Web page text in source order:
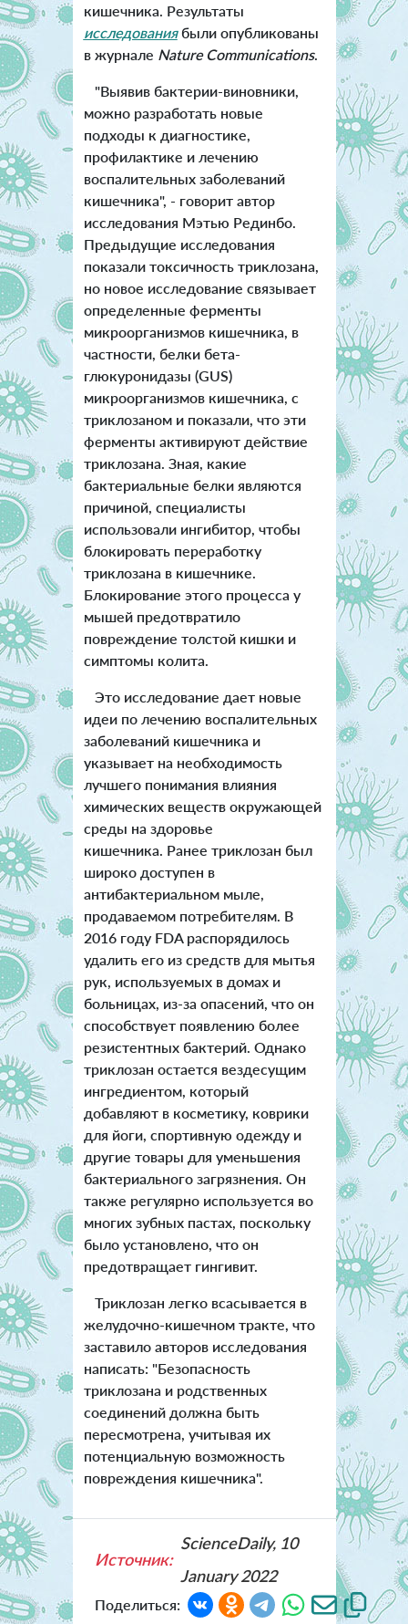
кишечника. Результаты
исследованиябыли опубликованы
в журнале Nature Communications.
"Выявив бактерии-виновники,
можно разработать новые
подходы к диагностике,
профилактике и лечению
воспалительных заболеваний
кишечника", - говорит автор
исследования Мэтью Рединбо.
Предыдущие исследования
показали токсичность триклозана,
но новое исследование связывает
определенные ферменты
микроорганизмов кишечника, в
частности, белки бета-
глюкуронидазы (GUS)
микроорганизмов кишечника, с
триклозаном и показали, что эти
ферменты активируют действие
триклозана. Зная, какие
бактериальные белки являются
причиной, специалисты
использовали ингибитор, чтобы
блокировать переработку
триклозана в кишечнике.
Блокирование этого процесса у
мышей предотвратило
повреждение толстой кишки и
симптомы колита.
Это исследование дает новые
идеи по лечению воспалительных
заболеваний кишечника и
указывает на необходимость
лучшего понимания влияния
химических веществ окружающей
среды на здоровье
кишечника. Ранее триклозан был
широко доступен в
антибактериальном мыле,
продаваемом потребителям. В
2016 году FDA распорядилось
удалить его из средств для мытья
рук, используемых в домах и
больницах, из-за опасений, что он
способствует появлению более
резистентных бактерий. Однако
триклозан остается вездесущим
ингредиентом, который
добавляют в косметику, коврики
для йоги, спортивную одежду и
другие товары для уменьшения
бактериального загрязнения. Он
также регулярно используется во
многих зубных пастах, поскольку
было установлено, что он
предотвращает гингивит.
Триклозан легко всасывается в
желудочно-кишечном тракте, что
заставило авторов исследования
написать: "Безопасность
триклозана и родственных
соединений должна быть
пересмотрена, учитывая их
потенциальную возможность
повреждения кишечника".
Источник:
ScienceDaily, 10
January 2022
Поделиться: